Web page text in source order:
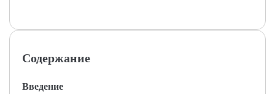
Содержание
Введение